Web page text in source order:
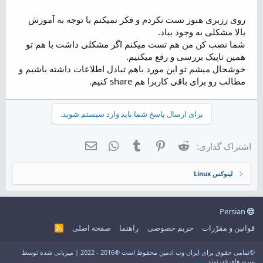
for each in /proc/sys/net/ipv4/conf/*
    echo 0 > $each/accept_redirects
    echo 0 > $each/send_redirects
vim /etc/ipsec.conf
nat_traversal=yes
conn L2TP-PSK-NAT
روی رزبری هنوز تست نکردم و فکر نمیکنم با توجه به آموزش
بالا مشکلی به وجود بیاد.
شما نصب کن من هم تست میکنم اگر مشکلی داشت با هم تو
همین تاپیک بررسی و رفع میکنیم.
خوشحال میشم تو این مورد باهم تبادل اطلاعات داشته باشیم و
مطالب رو برای باقی کاربرا هم share کنیم.
برای ارسال پاسخ شما باید وارد سیستم شوید.
اشتراک گذاری: Reddit
Pinterest
Tumblr
WhatsApp
لینوکس Linux
قوانین و مقرّرات
حریم خصوصی راهنما صفحه اصلی
R
©تمامی حقوق برای ایران وب ادمین محفوظ است ®2016 - 2022 | میزبانی شده توسط
سرورهای قدرتمند فراسو